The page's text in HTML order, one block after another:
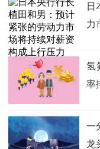
日
力
氢
率
一
龙